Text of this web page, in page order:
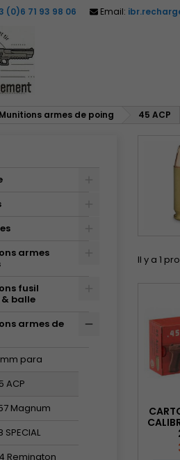
(0)6 71 93 98 06 Email:
Munitions armes de poing 45 ACP
armes
fusil
balle
armes de
para
ACP
Magnum
SPECIAL
Remington
Il y a 1